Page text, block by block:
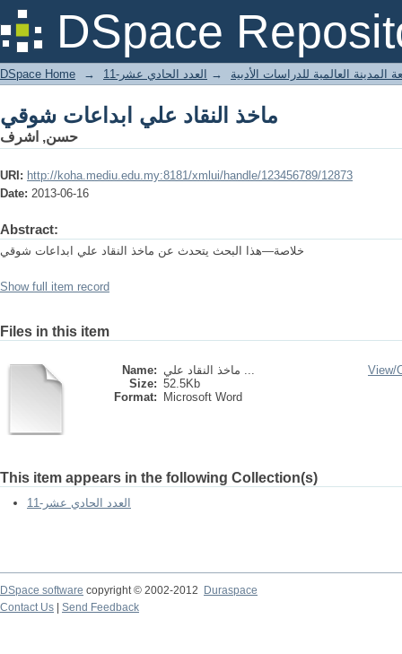
DSpace
ماخذ النقاد علي ابداعات شوقي
DSpace Home → المدينة العالمية للدراسات الأدبية → العدد الحادي عشر-11
ماخذ النقاد علي ابداعات شوقي
حسن, اشرف
URI: http://koha.mediu.edu.my:8181/xmlui/handle/123456789/12873
Date: 2013-06-16
Abstract:
خلاصة—هذا البحث يتحدث عن ماخذ النقاد علي ابداعات شوقي
Show full item record
Files in this item
Name:
ماخذ النقاد علي ...
Size: 52.5Kb
Format:
Microsoft Word
View/
This item appears in the following Collection(s)
العدد الحادي عشر-11
DSpace software copyright © 2002-2012
Duraspace
Contact Us
Send Feedback